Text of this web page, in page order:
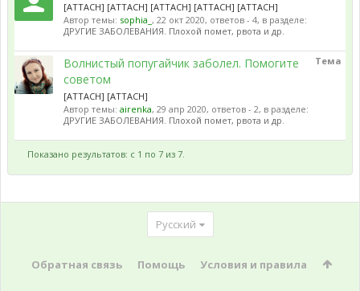
[ATTACH] [ATTACH] [ATTACH] [ATTACH] [ATTACH]
Автор темы: sophia_ , 22 окт 2020, ответов - 4, в разделе:
ДРУГИЕ ЗАБОЛЕВАНИЯ. Плохой помет, рвота и др.
Тема
Волнистый попугайчик заболел. Помогите
советом
[ATTACH] [ATTACH]
Автор темы: airenka, 29 апр 2020, ответов - 2, в разделе:
ДРУГИЕ ЗАБОЛЕВАНИЯ. Плохой помет, рвота и др.
Показано результатов: с 1 по 7 из 7.
Русский
Обратная связь Помощь Условия и правила